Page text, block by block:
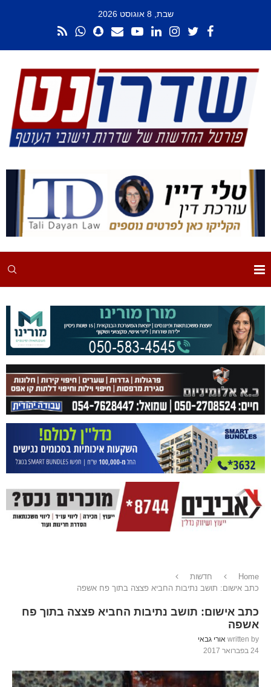
שבת, 8 אוגוסט 2026
Home
חדשות
כתב אישום: תושב נתיבות החביא פצצה בתוך פח אשפה
כתב אישום: תושב נתיבות החביא פצצה בתוך פח
אשפה
written by אורי גבאי
24 בפברואר 2017